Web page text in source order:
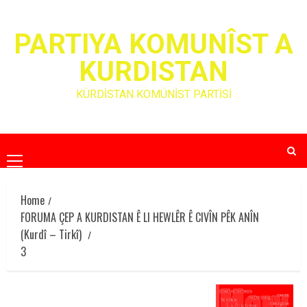
contentPARTIYA KOMUNÎST A
KURDISTAN
KÜRDİSTAN KOMÜNİST PARTİSİ
Primary
Menu
Home
FORUMA ÇEP A KURDISTAN Ê LI HEWLÊR Ê CIVÎN PÊK ANÎN
(Kurdî – Tirkî)
3